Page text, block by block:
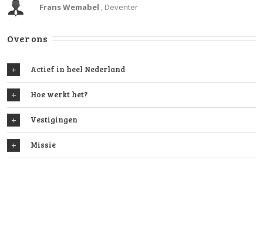
Frans Wemabel , Deventer
Over ons
Actief in heel Nederland
Hoe werkt het?
Vestigingen
Missie